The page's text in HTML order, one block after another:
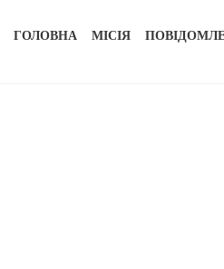
ГОЛОВНА МІСІЯ